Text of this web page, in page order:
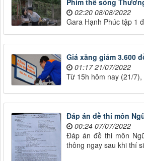
02:20 08/08/2022
Gara Hạnh Phúc tập 1
Giá xăng giảm 3.600
01:17 21/07/2022
Từ 15h hôm nay (21/
Đáp án đề thi môn
00:24 07/07/2022
Đáp án đề thi môn
thông ngay sau khi thí